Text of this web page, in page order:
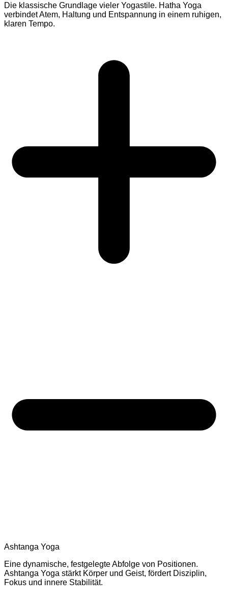
Die klassische Grundlage vieler Yogastile. Hatha Yoga
verbindet Atem, Haltung und Entspannung in einem ruhigen,
klaren Tempo.
Ashtanga Yoga
Eine dynamische, festgelegte Abfolge von Positionen.
Ashtanga Yoga stärkt Körper und Geist, fördert Disziplin,
Fokus und innere Stabilität.